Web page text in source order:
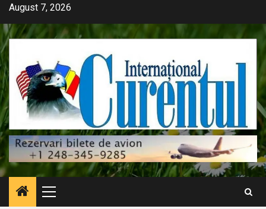
Skip
content
August 7, 2026
Primary